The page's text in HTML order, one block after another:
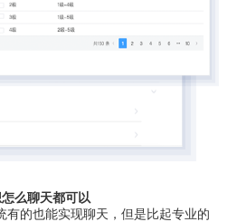
么聊天都可以
的也能实现聊天，但是比起专业的